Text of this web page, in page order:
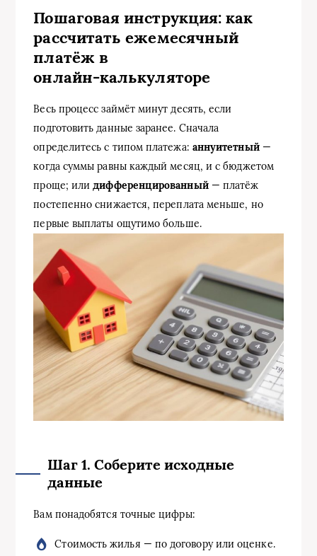
Пошаговая инструкция: как
рассчитать ежемесячный
платёж в
онлайн‑калькуляторе
Весь процесс займёт минут десять, если
подготовить данные заранее. Сначала
определитесь с типом платежа: аннуитетный—
когда суммы равны каждый месяц, и с бюджетом
проще; илидифференцированный— платёж
постепенно снижается, переплата меньше, но
первые выплаты ощутимо больше.
Шаг 1. Соберите исходные
данные
Вам понадобятся точные цифры:
Стоимость жилья — по договору или оценке.